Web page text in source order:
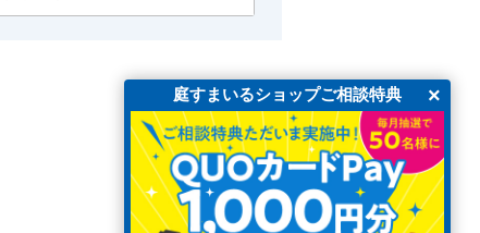
×
庭すまいるショップご相談特典